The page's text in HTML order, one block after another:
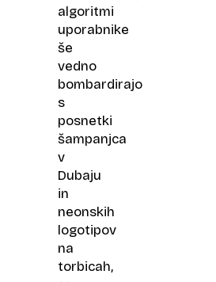
algoritmi
uporabnike
še
vedno
bombardirajo
s
posnetki
šampanjca
v
Dubaju
in
neonskih
logotipov
na
torbicah,